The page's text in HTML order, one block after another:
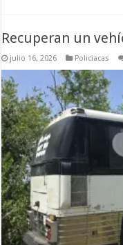
Recuperan un
julio 16, 2026 Policiacas